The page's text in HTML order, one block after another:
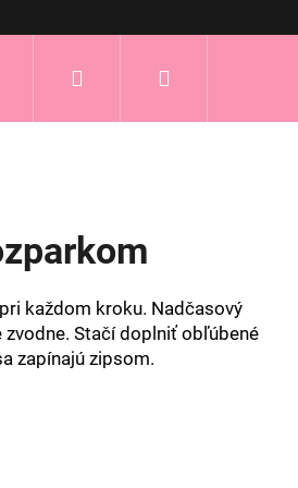
Prihlásenie
každom kroku. Nadčasový
Stačí doplniť obľúbené
zapínajú zipsom.